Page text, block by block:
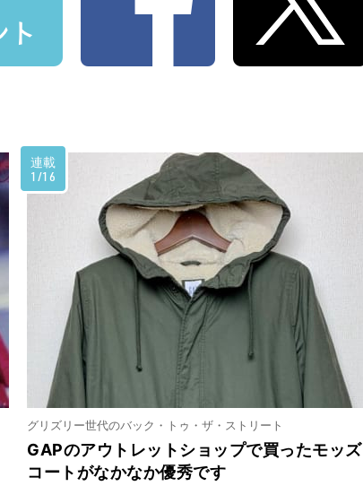
連載
1/16
グリズリー世代のバック・トゥ・ザ・ストリート
GAPのアウトレットショップで買ったモッズ
コートがなかなか優秀です